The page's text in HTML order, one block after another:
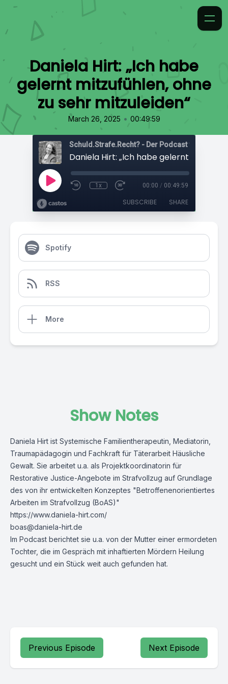
Daniela Hirt: „Ich habe
gelernt mitzufühlen, ohne
zu sehr mitzuleiden“
March 26, 2025 • 00:49:59
1x 00:00 / 00:49:59
SUBSCRIBE SHARE
Spotify
RSS
More
Show Notes
Daniela Hirt ist Systemische Familientherapeutin, Mediatorin,
Traumapädagogin und Fachkraft für Täterarbeit Häusliche
Gewalt. Sie arbeitet u.a. als Projektkoordinatorin für
Restorative Justice-Angebote im Strafvollzug auf Grundlage
des von ihr entwickelten Konzeptes "Betroffenenorientiertes
Arbeiten im Strafvollzug (BoAS)"
https://www.daniela-hirt.com/
boas@daniela-hirt.de
Im Podcast berichtet sie u.a. von der Mutter einer ermordeten
Tochter, die im Gespräch mit inhaftierten Mördern Heilung
gesucht und ein Stück weit auch gefunden hat.
Previous Episode Next Episode